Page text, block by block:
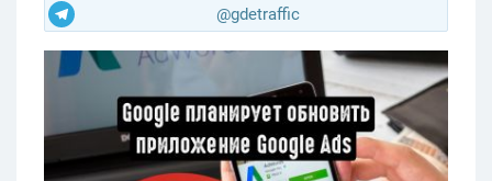
@gdetraffic